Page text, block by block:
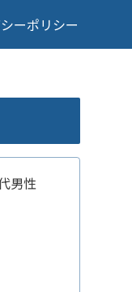
ーポリシー
男性